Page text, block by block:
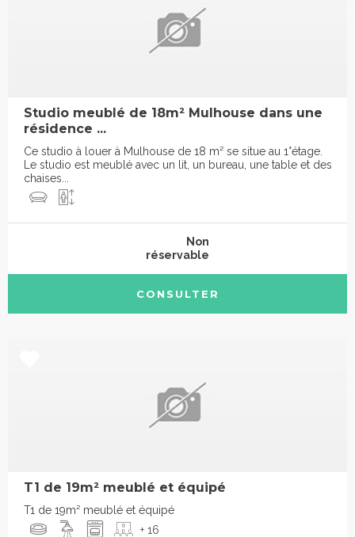
Studio meublé de 18m² Mulhouse dans une
résidence ...
Ce studio à louer à Mulhouse de 18 m² se situe au 1°étage.
Le studio est meublé avec un lit, un bureau, une table et des
chaises...
Non
réservable
CONSULTER
T1 de 19m² meublé et équipé
T1 de 19m² meublé et équipé
+ 16